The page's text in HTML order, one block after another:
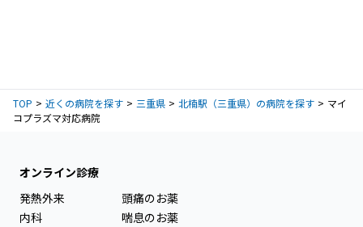
TOP 近くの病院を探す 三重県 北楠駅（三重県）の病院を探す
マイ
コプラズマ対応病院
オンライン診療
発熱外来
内科
頭痛のお薬
喘息のお薬